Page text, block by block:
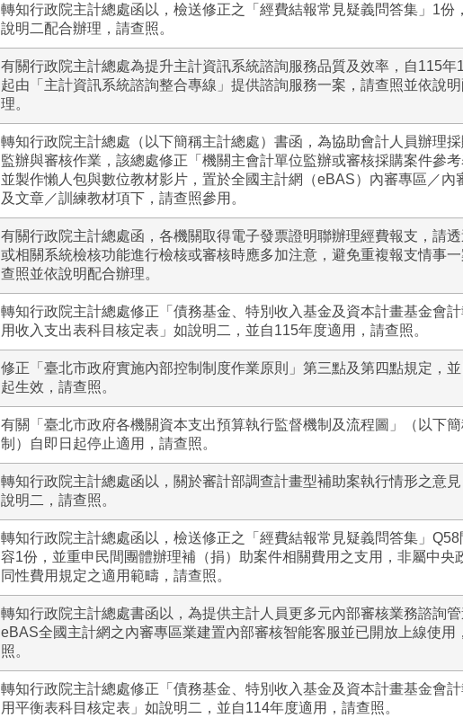
轉知行政院主計總處函以，檢送修正之「經費結報常見疑義問答集」1份
說明二配合辦理，請查照。
有關行政院主計總處為提升主計資訊系統諮詢服務品質及效率，自115年
起由「主計資訊系統諮詢整合專線」提供諮詢服務一案，請查照並依說
理。
轉知行政院主計總處（以下簡稱主計總處）書函，為協助會計人員辦理
監辦與審核作業，該總處修正「機關主會計單位監辦或審核採購案件參考
並製作懶人包與數位教材影片，置於全國主計網（eBAS）內審專區／內
及文章／訓練教材項下，請查照參用。
有關行政院主計總處函，各機關取得電子發票證明聯辦理經費報支，請
或相關系統檢核功能進行檢核或審核時應多加注意，避免重複報支情事
查照並依說明配合辦理。
轉知行政院主計總處修正「債務基金、特別收入基金及資本計畫基金會
用收入支出表科目核定表」如說明二，並自115年度適用，請查照。
修正「臺北市政府實施內部控制制度作業原則」第三點及第四點規定，並
起生效，請查照。
有關「臺北市政府各機關資本支出預算執行監督機制及流程圖」（以下
制）自即日起停止適用，請查照。
轉知行政院主計總處函以，關於審計部調查計畫型補助案執行情形之意
說明二，請查照。
轉知行政院主計總處函以，檢送修正之「經費結報常見疑義問答集」Q58
容1份，並重申民間團體辦理補（捐）助案件相關費用之支用，非屬中央
同性費用規定之適用範疇，請查照。
轉知行政院主計總處書函以，為提供主計人員更多元內部審核業務諮詢管
eBAS全國主計網之內審專區業建置內部審核智能客服並已開放上線使用
照。
轉知行政院主計總處修正「債務基金、特別收入基金及資本計畫基金會
用平衡表科目核定表」如說明二，並自114年度適用，請查照。